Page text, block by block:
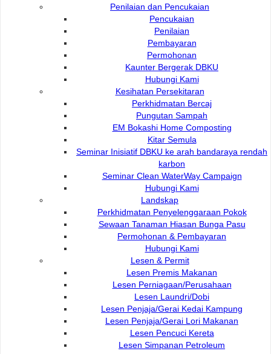
Penilaian dan Pencukaian
Pencukaian
Penilaian
Pembayaran
Permohonan
Kaunter Bergerak DBKU
Hubungi Kami
Kesihatan Persekitaran
Perkhidmatan Bercaj
Pungutan Sampah
EM Bokashi Home Composting
Kitar Semula
Seminar Inisiatif DBKU ke arah bandaraya rendah
karbon
Seminar Clean WaterWay Campaign
Hubungi Kami
Landskap
Perkhidmatan Penyelenggaraan Pokok
Sewaan Tanaman Hiasan Bunga Pasu
Permohonan & Pembayaran
Hubungi Kami
Lesen & Permit
Lesen Premis Makanan
Lesen Perniagaan/Perusahaan
Lesen Laundri/Dobi
Lesen Penjaja/Gerai Kedai Kampung
Lesen Penjaja/Gerai Lori Makanan
Lesen Pencuci Kereta
Lesen Simpanan Petroleum
DEWAN BANDARAYA
KUCHING UTARA
Pautan Popular:
e-Submission
e-Tender
e-ServiceKu
OPAC
Paybills
Mobile SMS
Plan Registration
Enquiry
Pelawat Di Talian
Jumlah Pelawat
Kemudahan Awam dan Band DBKU